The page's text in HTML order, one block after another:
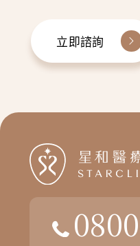
立即諮詢